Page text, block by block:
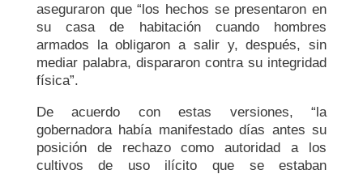
aseguraron que “los hechos se presentaron en
su casa de habitación cuando hombres
armados la obligaron a salir y, después, sin
mediar palabra, dispararon contra su integridad
física”.
De acuerdo con estas versiones, “la
gobernadora había manifestado días antes su
posición de rechazo como autoridad a los
cultivos de uso ilícito que se estaban